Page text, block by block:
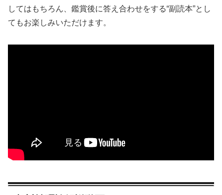
してはもちろん、鑑賞後に答え合わせをする“副読本”とし
てもお楽しみいただけます。